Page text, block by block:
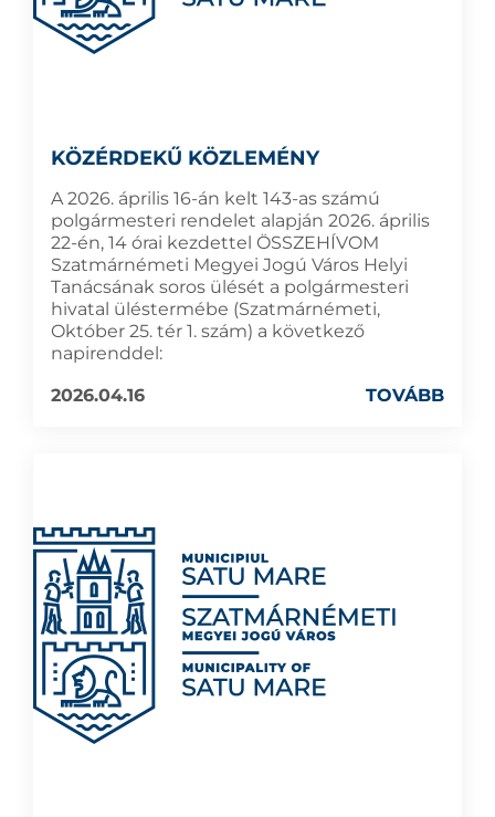
KÖZÉRDEKŰ KÖZLEMÉNY
A 2026. április 16-án kelt 143-as számú
polgármesteri rendelet alapján 2026. április
22-én, 14 órai kezdettel ÖSSZEHÍVOM
Szatmárnémeti Megyei Jogú Város Helyi
Tanácsának soros ülését a polgármesteri
hivatal üléstermébe (Szatmárnémeti,
Október 25. tér 1. szám) a következő
napirenddel:
2026.04.16
TOVÁBB